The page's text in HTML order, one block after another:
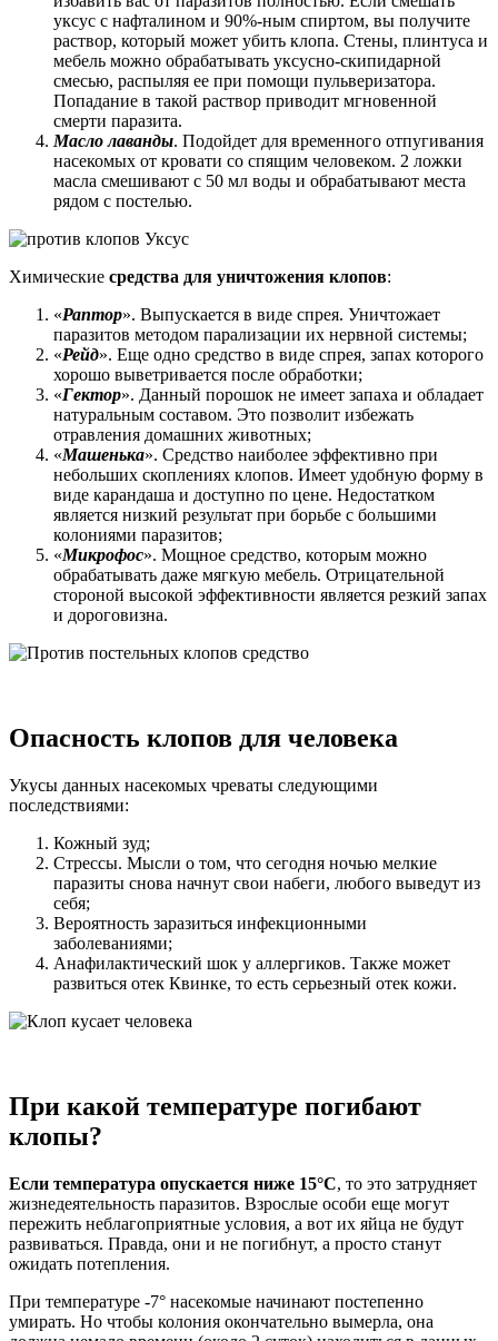
уксус с нафталином и 90%-ным спиртом, вы получите
раствор, который может убить клопа. Стены, плинтуса и
мебель можно обрабатывать уксусно-скипидарной
смесью, распыляя ее при помощи пульверизатора.
Попадание в такой раствор приводит мгновенной
смерти паразита.
Масло лаванды. Подойдет для временного отпугивания
насекомых от кровати со спящим человеком. 2 ложки
масла смешивают с 50 мл воды и обрабатывают места
рядом с постелью.
Химические средства для уничтожения клопов:
«Раптор». Выпускается в виде спрея. Уничтожает
паразитов методом парализации их нервной системы;
«Рейд». Еще одно средство в виде спрея, запах которого
хорошо выветривается после обработки;
«Гектор». Данный порошок не имеет запаха и обладает
натуральным составом. Это позволит избежать
отравления домашних животных;
«Машенька». Средство наиболее эффективно при
небольших скоплениях клопов. Имеет удобную форму в
виде карандаша и доступно по цене. Недостатком
является низкий результат при борьбе с большими
колониями паразитов;
«Микрофос». Мощное средство, которым можно
обрабатывать даже мягкую мебель. Отрицательной
стороной высокой эффективности является резкий запах
и дороговизна.
Опасность клопов для человека
Укусы данных насекомых чреваты следующими
последствиями:
Кожный зуд;
Стрессы. Мысли о том, что сегодня ночью мелкие
паразиты снова начнут свои набеги, любого выведут из
себя;
Вероятность заразиться инфекционными
заболеваниями;
Анафилактический шок у аллергиков. Также может
развиться отек Квинке, то есть серьезный отек кожи.
При какой температуре погибают
клопы?
Если температура опускается ниже 15°С, то это затрудняет
жизнедеятельность паразитов. Взрослые особи еще могут
пережить неблагоприятные условия, а вот их яйца не будут
развиваться. Правда, они и не погибнут, а просто станут
ожидать потепления.
При температуре -7° насекомые начинают постепенно
умирать. Но чтобы колония окончательно вымерла, она